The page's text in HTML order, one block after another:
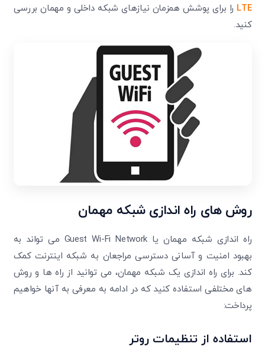
LTE را برای پوشش همزمان نیازهای شبکه داخلی و مهمان بررسی
کنید.
روش های راه اندازی شبکه مهمان
راه اندازی شبکه مهمان یا Guest Wi-Fi Network می تواند به
بهبود امنیت و آسانی دسترسی مراجعان به شبکه اینترنت کمک
کند. برای راه اندازی یک شبکه مهمان، می توانید از راه ها و روش
های مختلفی استفاده کنید که در ادامه به معرفی به آنها خواهیم
پرداخت:
استفاده از تنظیمات روتر